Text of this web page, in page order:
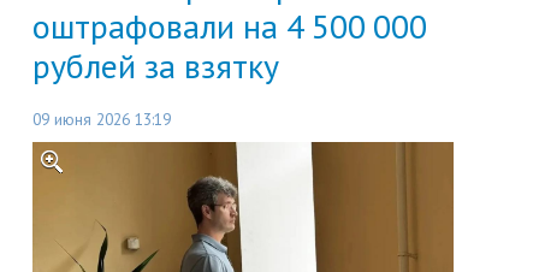
оштрафовали на 4 500 000
рублей за взятку
09 июня 2026 13:19